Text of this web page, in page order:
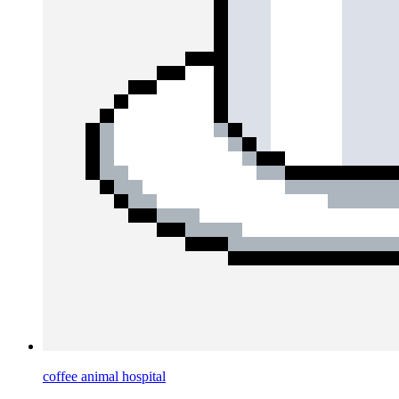
coffee animal hospital